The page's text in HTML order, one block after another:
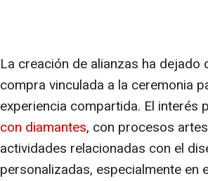
La creación de alianzas ha
compra vinculada a la ceremonia
experiencia compartida. El interés
con diamantes, con procesos
actividades relacionadas con el
personalizadas, especialmente en